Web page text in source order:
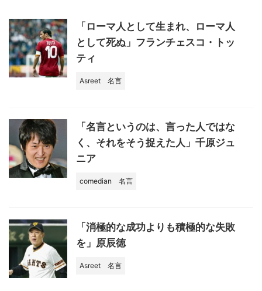
k
「ローマ人として生まれ、ローマ人
として死ぬ」フランチェスコ・トッ
ティ
Asreet 名言
「名言というのは、言った人ではな
く、それをそう捉えた人」千原ジュ
ニア
comedian 名言
「消極的な成功よりも積極的な失敗
を」原辰徳
Asreet 名言